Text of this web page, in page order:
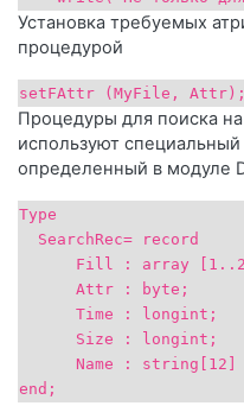
Установка требуемых
процедурой
setFAttr (MyFile, Attr);
Процедуры для поиска
используют специальный
определенный в модуле
Туре
SearchRec= record
Fill : аrrау
Attr : bytе;
Time : longint;
Size : longint;
Name : string[12]
end;